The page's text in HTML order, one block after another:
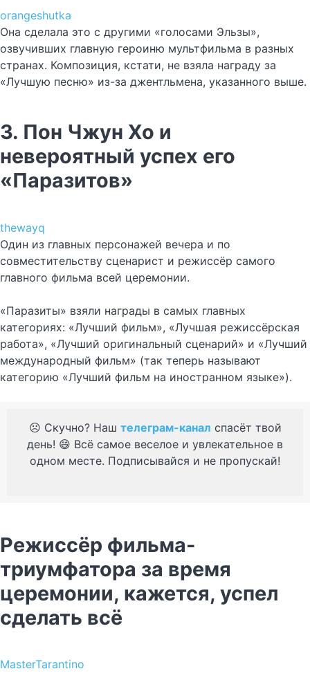
orangeshutka
Она сделала это с другими «голосами Эльзы»,
озвучивших главную героиню мультфильма в разных
странах. Композиция, кстати, не взяла награду за
«Лучшую песню» из-за джентльмена, указанного выше.
3. Пон Чжун Хо и
невероятный успех его
«Паразитов»
thewayq
Один из главных персонажей вечера и по
совместительству сценарист и режиссёр самого
главного фильма всей церемонии.
«Паразиты» взяли награды в самых главных
категориях: «Лучший фильм», «Лучшая режиссёрская
работа», «Лучший оригинальный сценарий» и «Лучший
международный фильм» (так теперь называют
категорию «Лучший фильм на иностранном языке»).
☹️ Скучно? Наш телеграм-канал спасёт твой
день! 😄 Всё самое веселое и увлекательное в
одном месте. Подписывайся и не пропускай!
Режиссёр фильма-
триумфатора за время
церемонии, кажется, успел
сделать всё
MasterTarantino